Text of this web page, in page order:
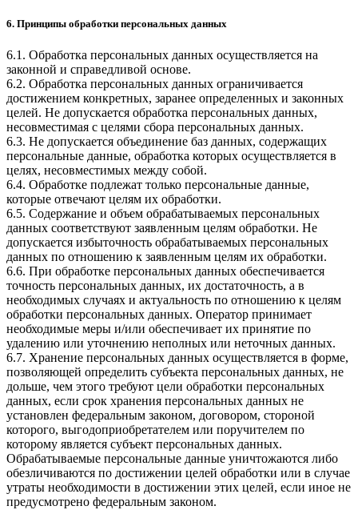
6. Принципы обработки персональных данных
6.1. Обработка персональных данных осуществляется на
законной и справедливой основе.
6.2. Обработка персональных данных ограничивается
достижением конкретных, заранее определенных и законных
целей. Не допускается обработка персональных данных,
несовместимая с целями сбора персональных данных.
6.3. Не допускается объединение баз данных, содержащих
персональные данные, обработка которых осуществляется в
целях, несовместимых между собой.
6.4. Обработке подлежат только персональные данные,
которые отвечают целям их обработки.
6.5. Содержание и объем обрабатываемых персональных
данных соответствуют заявленным целям обработки. Не
допускается избыточность обрабатываемых персональных
данных по отношению к заявленным целям их обработки.
6.6. При обработке персональных данных обеспечивается
точность персональных данных, их достаточность, а в
необходимых случаях и актуальность по отношению к целям
обработки персональных данных. Оператор принимает
необходимые меры и/или обеспечивает их принятие по
удалению или уточнению неполных или неточных данных.
6.7. Хранение персональных данных осуществляется в форме,
позволяющей определить субъекта персональных данных, не
дольше, чем этого требуют цели обработки персональных
данных, если срок хранения персональных данных не
установлен федеральным законом, договором, стороной
которого, выгодоприобретателем или поручителем по
которому является субъект персональных данных.
Обрабатываемые персональные данные уничтожаются либо
обезличиваются по достижении целей обработки или в случае
утраты необходимости в достижении этих целей, если иное не
предусмотрено федеральным законом.